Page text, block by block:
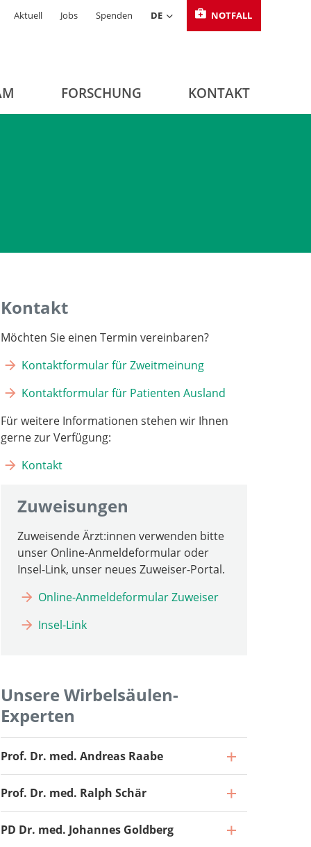
NOTFALL
Aktuell Jobs Spenden DE
FORSCHUNG KONTAKT
Kontakt
Möchten Sie einen Termin vereinbaren?
Kontaktformular für Zweitmeinung
Kontaktformular für Patienten Ausland
Für weitere Informationen stehen wir Ihnen
gerne zur Verfügung:
Kontakt
Zuweisungen
Zuweisende Ärzt:innen verwenden bitte
unser Online-Anmeldeformular oder
Insel-Link, unser neues Zuweiser-Portal.
Online-Anmeldeformular Zuweiser
Insel-Link
Unsere Wirbelsäulen-
Experten
Prof. Dr. med. Andreas Raabe
Prof. Dr. med. Ralph Schär
PD Dr. med. Johannes Goldberg